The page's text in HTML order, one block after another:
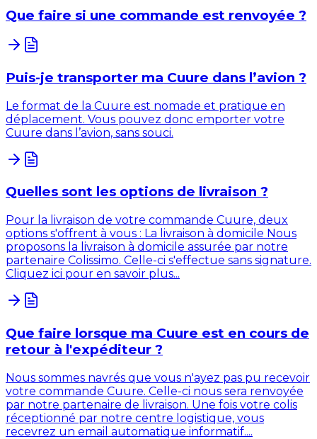
Que faire si une commande est renvoyée ?
Puis-je transporter ma Cuure dans l’avion ?
Le format de la Cuure est nomade et pratique en
déplacement. Vous pouvez donc emporter votre
Cuure dans l’avion, sans souci.
Quelles sont les options de livraison ?
Pour la livraison de votre commande Cuure, deux
options s'offrent à vous : La livraison à domicile Nous
proposons la livraison à domicile assurée par notre
partenaire Colissimo. Celle-ci s'effectue sans signature.
Cliquez ici pour en savoir plus...
Que faire lorsque ma Cuure est en cours de
retour à l'expéditeur ?
Nous sommes navrés que vous n'ayez pas pu recevoir
votre commande Cuure. Celle-ci nous sera renvoyée
par notre partenaire de livraison. Une fois votre colis
réceptionné par notre centre logistique, vous
recevrez un email automatique informatif....